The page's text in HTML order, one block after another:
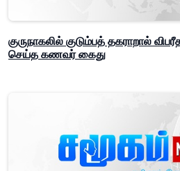
குருநாகலில் குடும்பத் தகராறால்
செய்த கணவர் கைது